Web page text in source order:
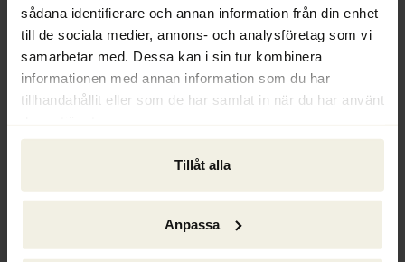
sådana identifierare och annan information från din enhet
till de sociala medier, annons- och analysföretag som vi
samarbetar med. Dessa kan i sin tur kombinera
informationen med annan information som du har
tillhandahållit eller som de har samlat in när du har använt
Tillåt alla
Anpassa
Vi värdesätter självständighet, noggrannhet,
struktur och förmåga att kommunicera och
förmåga och att du trivs i en snabbt
egenskaper för att trivas i rollen hos oss.
Vid frågor om tjänsten är du välkommen att
jobb.ume@ackordscentralen.se eller